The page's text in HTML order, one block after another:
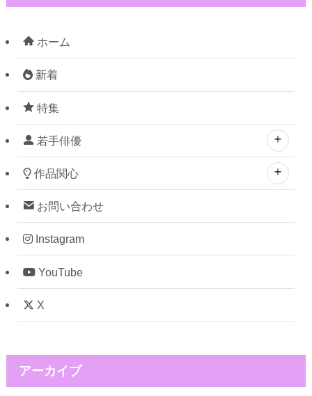
ホーム
新着
特集
若手俳優
作品関心
お問い合わせ
Instagram
YouTube
X
アーカイブ